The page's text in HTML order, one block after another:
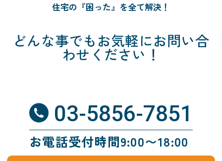
住宅の『困った』を全て解決！
どんな事でも お気軽にお問い合
わせください！
03-5856-7851
お電話受付時間9:00〜18:00